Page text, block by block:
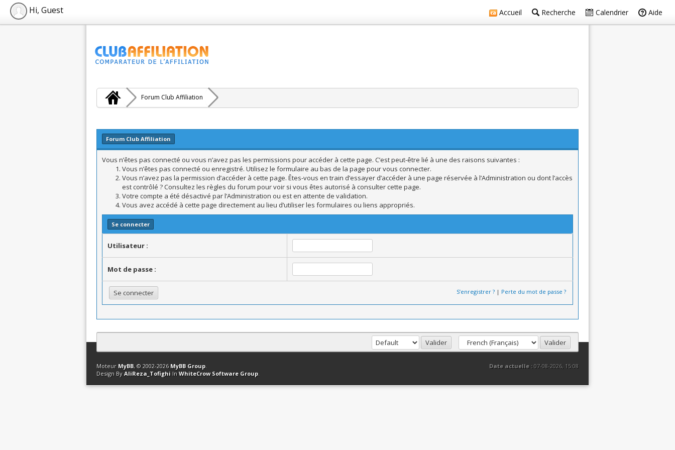
Accueil Recherche Calendrier Aide
Hi, Guest
Forum Club Affiliation
Forum Club Affiliation
Vous n’êtes pas connecté ou vous n’avez pas les permissions pour accéder à cette page. C’est peut-être lié à une des raisons suivantes :
Vous n’êtes pas connecté ou enregistré. Utilisez le formulaire au bas de la page pour vous connecter.
Vous n’avez pas la permission d’accéder à cette page. Êtes-vous en train d’essayer d’accéder à une page réservée à l’Administration ou dont l’accès
est contrôlé ? Consultez les règles du forum pour voir si vous êtes autorisé à consulter cette page.
Votre compte a été désactivé par l’Administration ou est en attente de validation.
Vous avez accédé à cette page directement au lieu d’utiliser les formulaires ou liens appropriés.
Se connecter
Utilisateur :
Mot de passe :
S’enregistrer ? | Perte du mot de passe ?
Contact Club Affiliation Retourner en haut Version bas-débit (Archivé) Syndication RSS
Date actuelle :07-08-2026, 15:08
Moteur MyBB, © 2002-2026 MyBB Group.
Design By AliReza_Tofighi In WhiteCrow Software Group.